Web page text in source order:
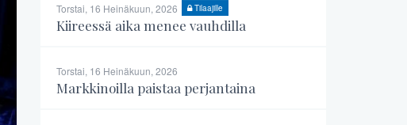
Torstai, 16 Heinäkuun, 2026 Tilaajille
Kiireessä aika menee vauhdilla
Torstai, 16 Heinäkuun, 2026
Markkinoilla paistaa perjantaina